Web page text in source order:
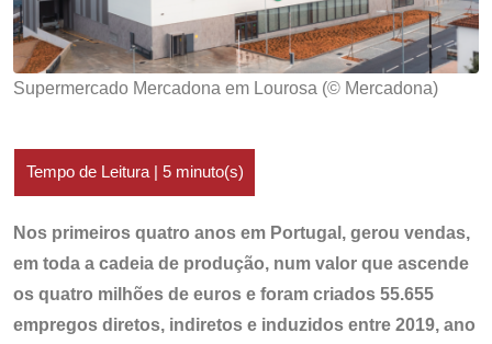
Supermercado Mercadona em Lourosa (© Mercadona)
Nos primeiros quatro anos em Portugal, gerou vendas,
em toda a cadeia de produção, num valor que ascende
os quatro milhões de euros e foram criados 55.655
empregos diretos, indiretos e induzidos entre 2019, ano